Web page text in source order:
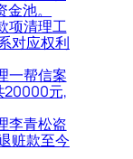
池。
项清理工
对应权利
一帮信案
20000元,
李青松盗
赃款至今